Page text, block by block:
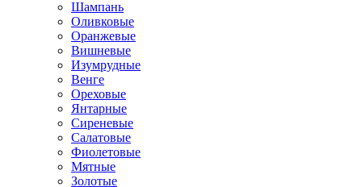
Шампань
Оливковые
Оранжевые
Вишневые
Изумрудные
Венге
Ореховые
Янтарные
Сиреневые
Салатовые
Фиолетовые
Мятные
Золотые